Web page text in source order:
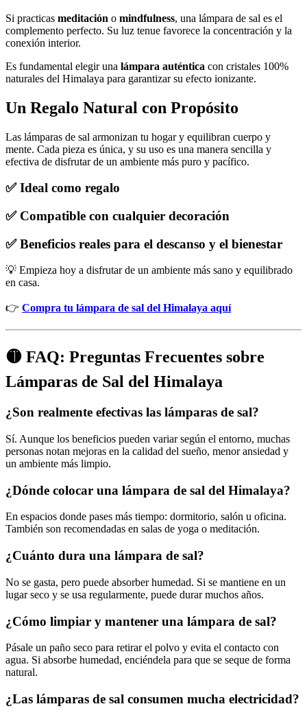
Si practicas meditación o mindfulness, una lámpara de sal es el
complemento perfecto. Su luz tenue favorece la concentración y la
conexión interior.
Es fundamental elegir una lámpara auténtica con cristales 100%
naturales del Himalaya para garantizar su efecto ionizante.
Un Regalo Natural con Propósito
Las lámparas de sal armonizan tu hogar y equilibran cuerpo y
mente. Cada pieza es única, y su uso es una manera sencilla y
efectiva de disfrutar de un ambiente más puro y pacífico.
✅ Ideal como regalo
✅ Compatible con cualquier decoración
✅ Beneficios reales para el descanso y el bienestar
💡 Empieza hoy a disfrutar de un ambiente más sano y equilibrado
en casa.
👉 Compra tu lámpara de sal del Himalaya aquí
🟡 FAQ: Preguntas Frecuentes sobre
Lámparas de Sal del Himalaya
¿Son realmente efectivas las lámparas de sal?
Sí. Aunque los beneficios pueden variar según el entorno, muchas
personas notan mejoras en la calidad del sueño, menor ansiedad y
un ambiente más limpio.
¿Dónde colocar una lámpara de sal del Himalaya?
En espacios donde pases más tiempo: dormitorio, salón u oficina.
También son recomendadas en salas de yoga o meditación.
¿Cuánto dura una lámpara de sal?
No se gasta, pero puede absorber humedad. Si se mantiene en un
lugar seco y se usa regularmente, puede durar muchos años.
¿Cómo limpiar y mantener una lámpara de sal?
Pásale un paño seco para retirar el polvo y evita el contacto con
agua. Si absorbe humedad, enciéndela para que se seque de forma
natural.
¿Las lámparas de sal consumen mucha electricidad?